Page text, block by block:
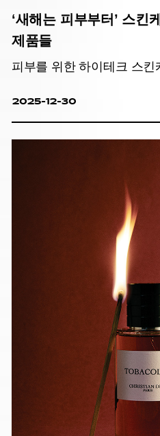
‘새해는 피부부터’ 스킨
제품들
피부를 위한 하이테크 스킨
2025-12-30